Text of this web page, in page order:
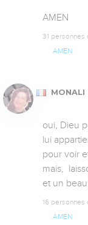
AMEN
31 personnes
AMEN
MONALI
oui, Dieu
lui
pour voir
mais,
et un
16 personnes
AMEN